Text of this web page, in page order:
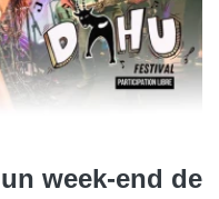
week-end de